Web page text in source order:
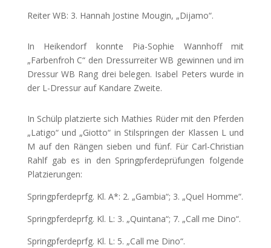
Reiter WB: 3. Hannah Jostine Mougin, „Dijamo“.
In Heikendorf konnte Pia-Sophie Wannhoff mit
„Farbenfroh C“ den Dressurreiter WB gewinnen und im
Dressur WB Rang drei belegen. Isabel Peters wurde in
der L-Dressur auf Kandare Zweite.
In Schülp platzierte sich Mathies Rüder mit den Pferden
„Latigo“ und „Giotto“ in Stilspringen der Klassen L und
M auf den Rängen sieben und fünf. Für Carl-Christian
Rahlf gab es in den Springpferdeprüfungen folgende
Platzierungen:
Springpferdeprfg. Kl. A*: 2. „Gambia“; 3. „Quel Homme“.
Springpferdeprfg. Kl. L: 3. „Quintana“; 7. „Call me Dino“.
Springpferdeprfg. Kl. L: 5. „Call me Dino“.